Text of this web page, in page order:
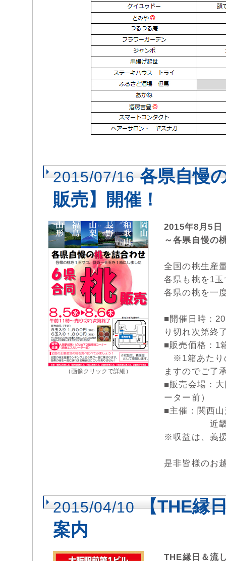
2015/07/16 各県自慢
販売】開催！
（画像クリックで詳細）
2015年8月5日
～各県自慢の
全国の桃生産
各県も桃を1
各県の桃を一
■開催日時：
り切れ次第終
■販売価格：
※1箱あたり
ますのでご了
■販売会場：
ーター前）
■主催：関西
近畿長野県
※収益は、義
是非皆様のお
2015/04/10 【THE縁
案内
THE縁日＆流